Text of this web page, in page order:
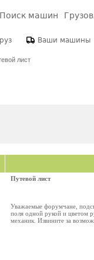
Поиск машин
Ваши машины
лист
Путевой лист
Уважаемые форумчане,
поля одной рукой и цветом
механик. Извините за